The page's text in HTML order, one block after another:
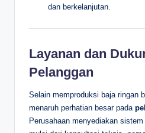
dan berkelanjutan.
Layanan dan
Pelanggan
Selain memproduksi baja ringan
menaruh perhatian besar pada
Perusahaan menyediakan